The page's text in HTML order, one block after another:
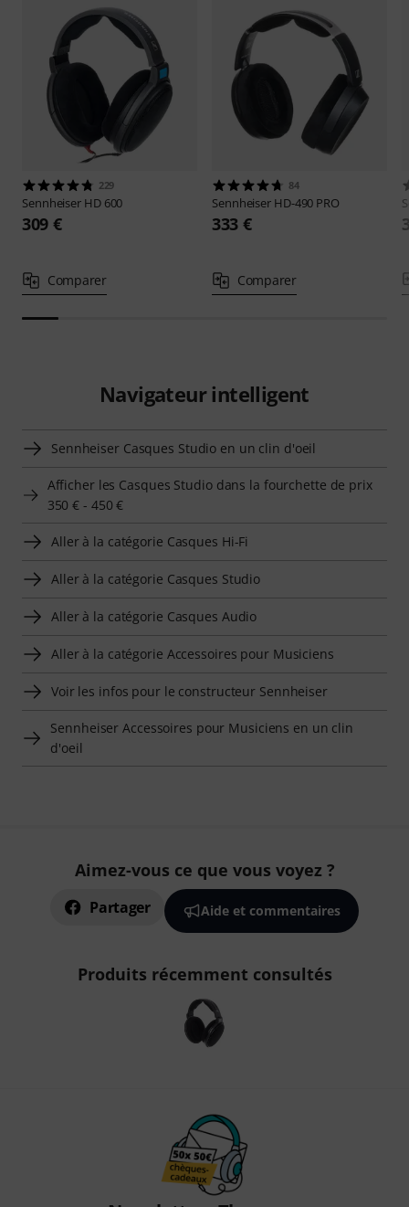
229
Sennheiser HD 600
309 €
Comparer
84
Sennheiser HD-490 PRO
333 €
Comparer
Navigateur intelligent
Sennheiser Casques Studio en un clin d'oeil
Afficher les Casques Studio dans la fourchette de prix
350 € - 450 €
Aller à la catégorie Casques Hi-Fi
Aller à la catégorie Casques Studio
Aller à la catégorie Casques Audio
Aller à la catégorie Accessoires pour Musiciens
Voir les infos pour le constructeur Sennheiser
Sennheiser Accessoires pour Musiciens en un clin
d'oeil
Aimez-vous ce que vous voyez ?
Partager Aide et commentaires
Produits récemment consultés